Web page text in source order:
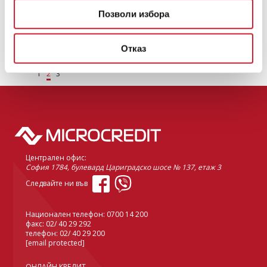
Позволи избора
Отказ
Кратки съвети как да избягате от сивото ежедневие, да починете
от проблемите или просто да се позабавлявате
1 2 3
Централен офис:
София 1784, булевард Цариградско шосе № 137, етаж 3
Следвайте ни във
Национален телефон: 0700 14 200
факс: 02/ 40 29 292
телефон: 02/ 40 29 200
[email protected]